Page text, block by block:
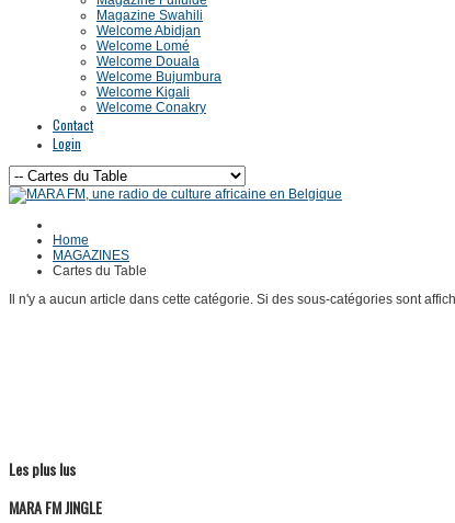
Magazine Swahili
Welcome Abidjan
Welcome Lomé
Welcome Douala
Welcome Bujumbura
Welcome Kigali
Welcome Conakry
Contact
Login
Home
MAGAZINES
Cartes du Table
Il n'y a aucun article dans cette catégorie. Si des sous-catégories sont
Les plus lus
MARA FM JINGLE